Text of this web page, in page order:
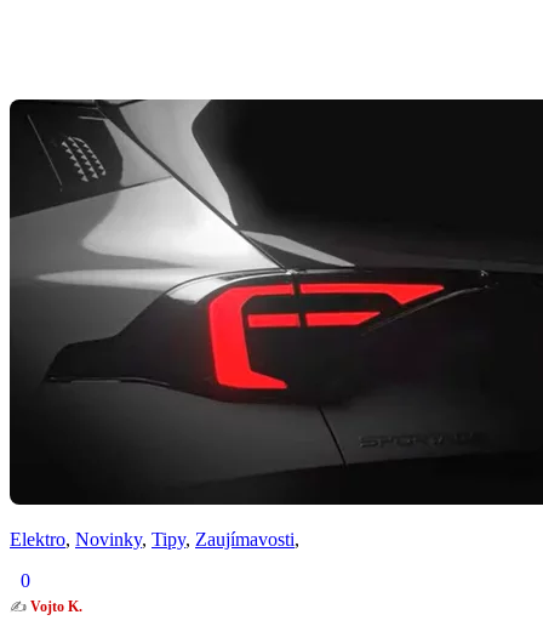
Elektro, Novinky, Tipy, Zaujímavosti,
0
✍️ Vojto K.